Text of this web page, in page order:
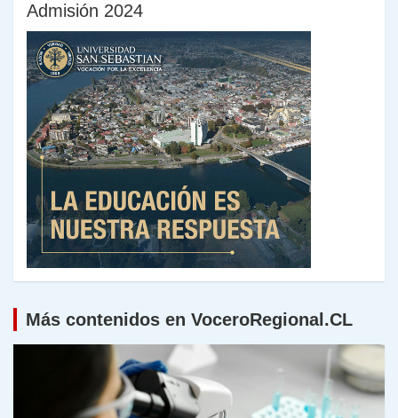
Admisión 2024
Más contenidos en VoceroRegional.CL